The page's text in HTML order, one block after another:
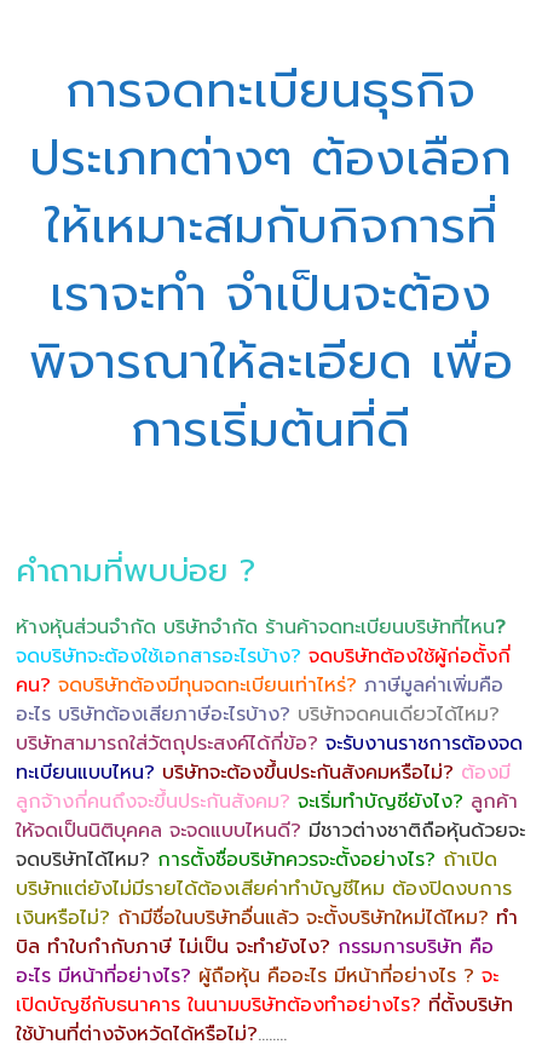
การจดทะเบียนธุรกิจ
ประเภทต่างๆ ต้องเลือก
ให้เหมาะสมกับกิจการที่
เราจะทำ จำเป็นจะต้อง
พิจารณาให้ละเอียด เพื่อ
การเริ่มต้นที่ดี
คำถามที่พบบ่อย ?
ห้างหุ้นส่วนจำกัด บริษัทจำกัด ร้านค้าจดทะเบียนบริษัทที่ไหน?
จดบริษัทจะต้องใช้เอกสารอะไรบ้าง? จดบริษัทต้องใช้ผู้ก่อตั้งกี่
คน? จดบริษัทต้องมีทุนจดทะเบียนเท่าไหร่? ภาษีมูลค่าเพิ่มคือ
อะไร บริษัทต้องเสียภาษีอะไรบ้าง? บริษัทจดคนเดียวได้ไหม?
บริษัทสามารถใส่วัตถุประสงค์ได้กี่ข้อ? จะรับงานราชการต้องจด
ทะเบียนแบบไหน? บริษัทจะต้องขึ้นประกันสังคมหรือไม่? ต้องมี
ลูกจ้างกี่คนถึงจะขึ้นประกันสังคม? จะเริ่มทำบัญชียังไง? ลูกค้า
ให้จดเป็นนิติบุคคล จะจดแบบไหนดี? มีชาวต่างชาติถือหุ้นด้วยจะ
จดบริษัทได้ไหม? การตั้งชื่อบริษัทควรจะตั้งอย่างไร? ถ้าเปิด
บริษัทแต่ยังไม่มีรายได้ต้องเสียค่าทำบัญชีไหม ต้องปิดงบการ
เงินหรือไม่? ถ้ามีชื่อในบริษัทอื่นแล้ว จะตั้งบริษัทใหม่ได้ไหม? ทำ
บิล ทำใบกำกับภาษี ไม่เป็น จะทำยังไง? กรรมการบริษัท คือ
อะไร มีหน้าที่อย่างไร? ผู้ถือหุ้น คืออะไร มีหน้าที่อย่างไร ? จะ
เปิดบัญชีกับธนาคาร ในนามบริษัทต้องทำอย่างไร? ที่ตั้งบริษัท
ใช้บ้านที่ต่างจังหวัดได้หรือไม่?……..